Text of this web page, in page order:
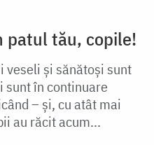
patul tău, copile!
veseli și sănătoși sunt
sunt în continuare
– și, cu atât mai
au răcit acum...